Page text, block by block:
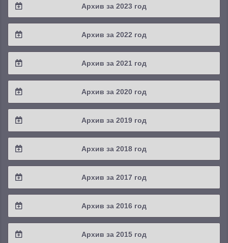
2025 / #1
2024 / #3
2024 / #1
Архив за 2023 год
2023 / #4
2023 / #3
2023 / #1
Архив за 2022 год
2022 / #4
2022 / #3
2022 / #1
Архив за 2021 год
2021 / #4
2021 / #3
2021 / #1
Архив за 2020 год
2020 / #4
2020 / #3
2020 / #1
Архив за 2019 год
2019 / #4
2019 / #3
2019 / #1
Архив за 2018 год
2018 / #4
2018 / #3
2018 / #1
Архив за 2017 год
2017 / #4
2017 / #3
Архив за 2016 год
2016 / #4
Архив за 2015 год